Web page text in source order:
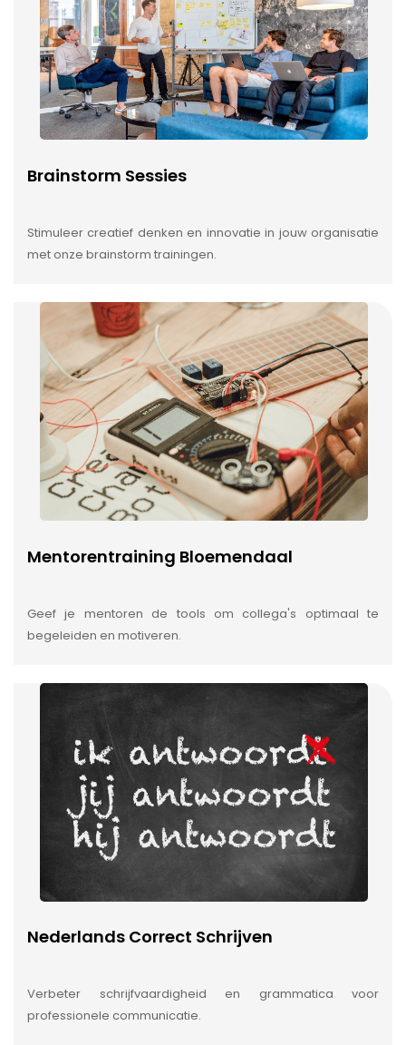
Brainstorm Sessies
Stimuleer creatief denken en innovatie in jouw organisatie
met onze brainstorm trainingen.
Mentorentraining Bloemendaal
Geef je mentoren de tools om collega's optimaal te
begeleiden en motiveren.
Nederlands Correct Schrijven
Verbeter schrijfvaardigheid en grammatica voor
professionele communicatie.